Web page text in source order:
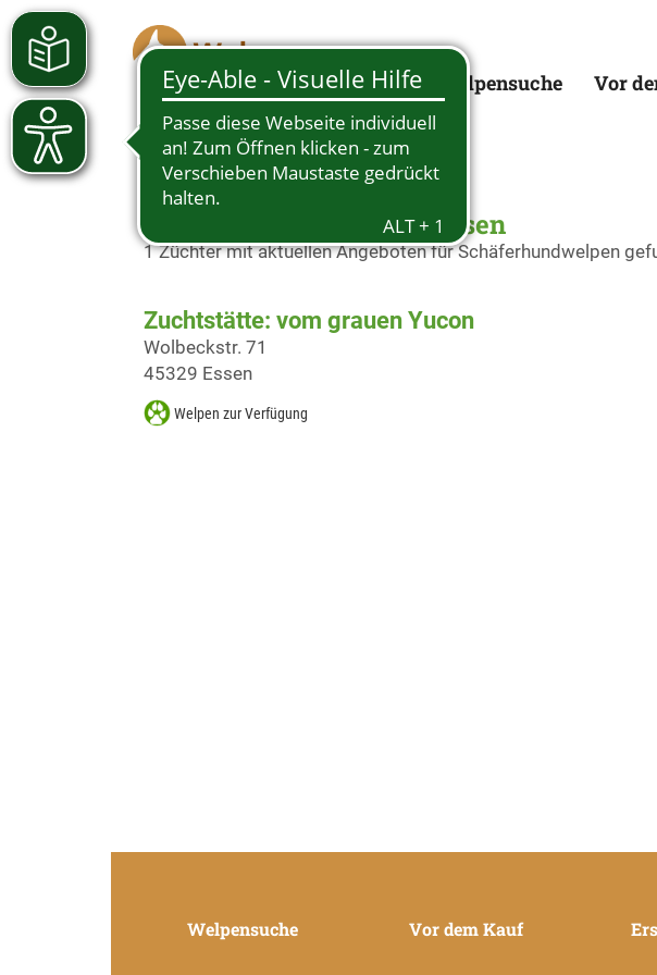
Welpensuche Vor
Schäferhundwelpen in Essen
1 Züchter mit aktuellen Angeboten für Schäferhundwelpen
Zuchtstätte: vom grauen Yucon
Wolbeckstr. 71
45329 Essen
Welpen zur Verfügung
Welpensuche Vor dem Kauf